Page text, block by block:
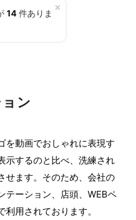
×
14 件ありま
ン
を動画でおしゃれに表現す
示するのと比べ、洗練され
せます。そのため、会社の
テーション、店頭、WEBペ
用されております。